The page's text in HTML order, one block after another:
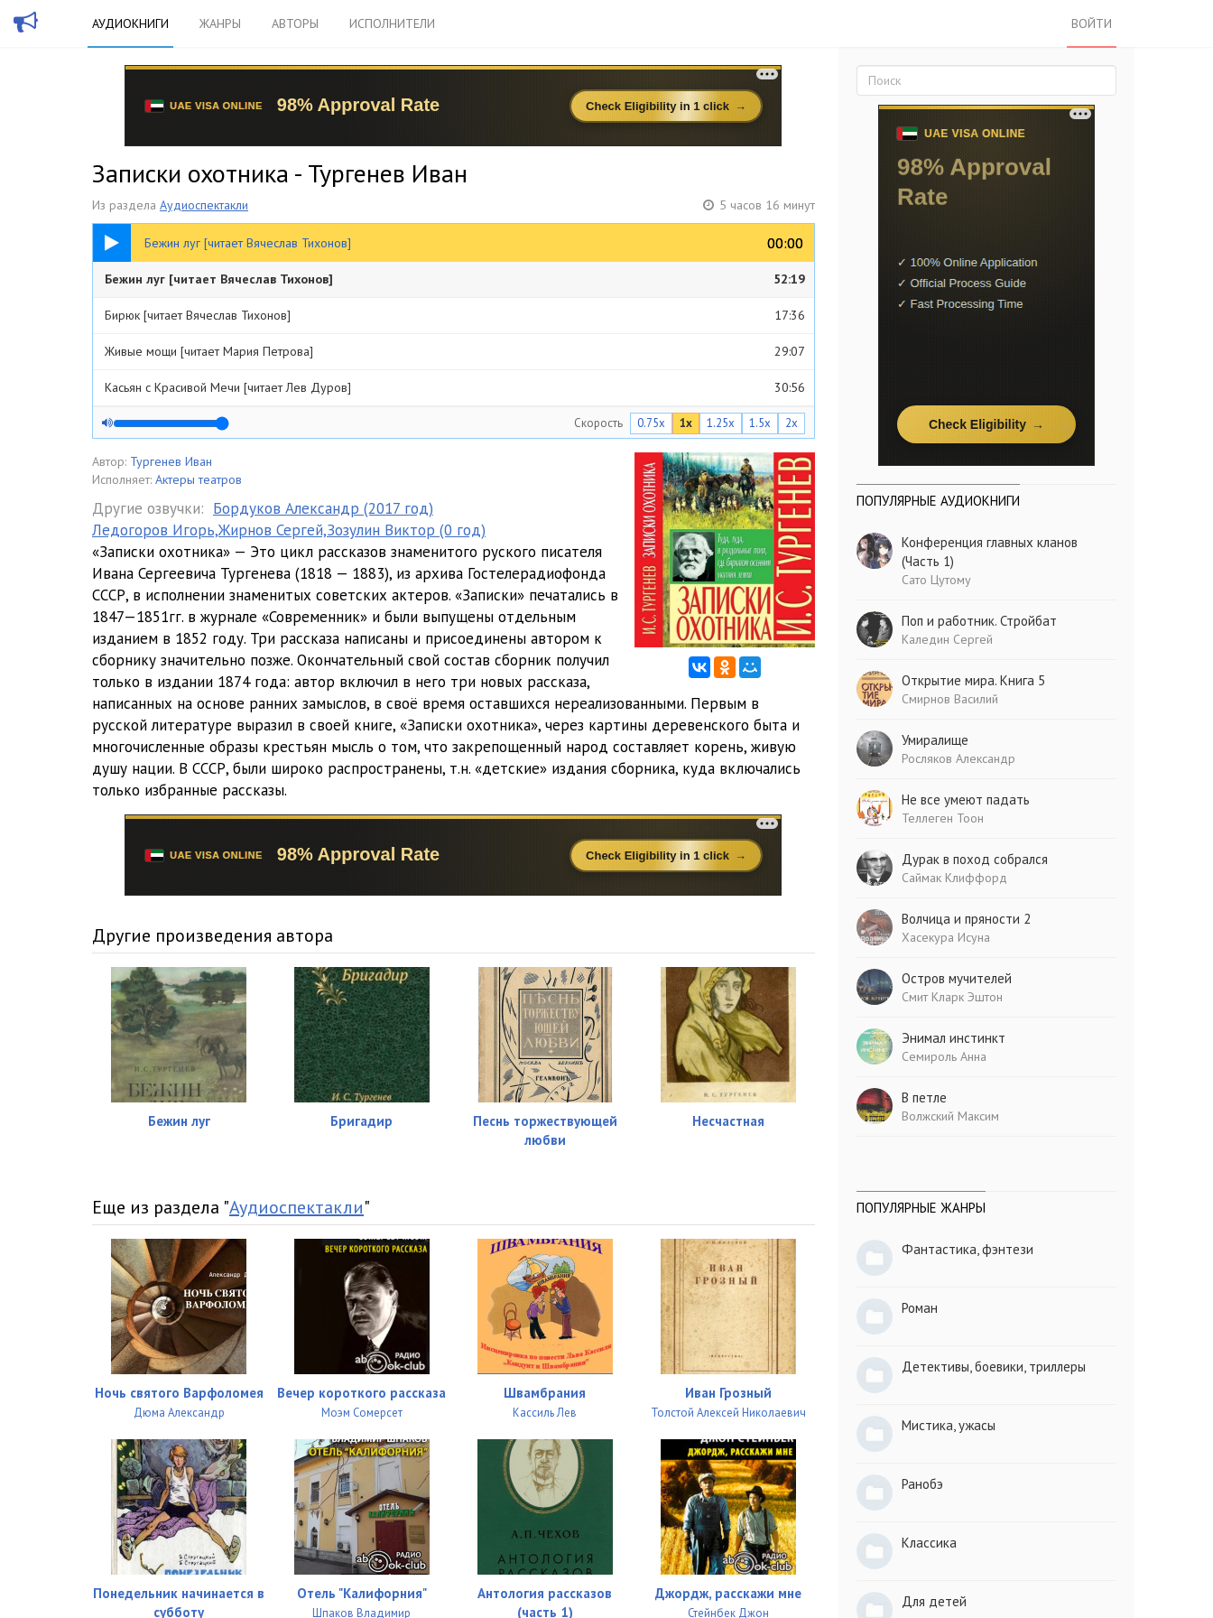
АУДИОКНИГИ ЖАНРЫ АВТОРЫ ИСПОЛНИТЕЛИ ВОЙТИ
Записки охотника - Тургенев Иван
Из раздела Аудиоспектакли 5 часов 16 минут
Бежин луг [читает Вячеслав Тихонов] 00:00
00:00
52:19
Бежин луг [читает Вячеслав Тихонов] 52:19
Бирюк [читает Вячеслав Тихонов] 17:36
Живые мощи [читает Мария Петрова] 29:07
Касьян с Красивой Мечи [читает Лев Дуров] 30:56
Лебедянь [читает Всеволод Ларионов] 31:17
Льгов [читает Геннадий Бортников] 31:26
26:32
Татьяна Борисовна и ее племянник [читает Татьяна Пельтцер] 35:00
Хорь и Калиныч [читает Анатолий Папанов] 31:47
Хорь и Калиныч [читает Вячеслав Тихонов] 30:46
Скорость 0.75x 1x 1.25x 1.5x 2x
Автор: Тургенев Иван
Исполняет: Актеры театров
Другие озвучки: Бордуков Александр (2017 год)
Ледогоров Игорь,Жирнов Сергей,Зозулин Виктор (0 год)
«Записки охотника» — Это цикл рассказов знаменитого руского писателя
Ивана Сергеевича Тургенева (1818 — 1883), из архива Гостелерадиофонда
СССР, в исполнении знаменитых советских актеров. «Записки» печатались в
1847—1851гг. в журнале «Современник» и были выпущены отдельным
изданием в 1852 году. Три рассказа написаны и присоединены автором к
сборнику значительно позже. Окончательный свой состав сборник получил
только в издании 1874 года: автор включил в него три новых рассказа,
написанных на основе ранних замыслов, в своё время оставшихся нереализованными. Первым в
русской литературе выразил в своей книге, «Записки охотника», через картины деревенского быта и
многочисленные образы крестьян мысль о том, что закрепощенный народ составляет корень, живую
душу нации. В СССР, были широко распространены, т.н. «детские» издания сборника, куда включались
только избранные рассказы.
Другие произведения автора
Бежин луг Бригадир
Песнь торжествующей
любви
Несчастная
Еще из раздела "Аудиоспектакли"
Ночь святого Варфоломея
Дюма Александр
Вечер короткого рассказа
Моэм Сомерсет
Швамбрания
Кассиль Лев
Иван Грозный
Толстой Алексей Николаевич
Понедельник начинается в
субботу
Отель "Калифорния"
Шпаков Владимир
Антология рассказов
(часть 1)
Джордж, расскажи мне
Стейнбек Джон
ПОПУЛЯРНЫЕ АУДИОКНИГИ
Конференция главных кланов
(Часть 1)
Сато Цутому
Поп и работник. Стройбат
Каледин Сергей
Открытие мира. Книга 5
Смирнов Василий
Умиралище
Росляков Александр
Не все умеют падать
Теллеген Тоон
Дурак в поход собрался
Саймак Клиффорд
Волчица и пряности 2
Хасекура Исуна
Остров мучителей
Смит Кларк Эштон
Энимал инстинкт
Семироль Анна
В петле
Волжский Максим
ПОПУЛЯРНЫЕ ЖАНРЫ
Фантастика, фэнтези
Роман
Детективы, боевики, триллеры
Мистика, ужасы
Ранобэ
Классика
Для детей